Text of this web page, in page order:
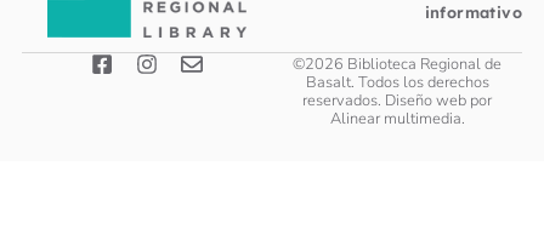
informativo
©2026 Biblioteca Regional de
Basalt. Todos los derechos
reservados. Diseño web por
Alinear multimedia.